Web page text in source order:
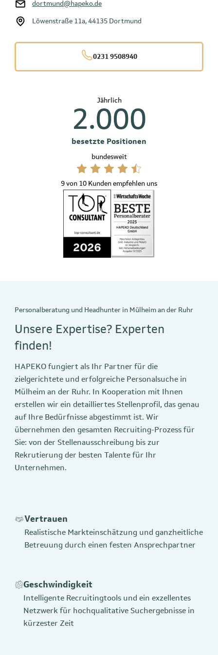
dortmund@hapeko.de
Löwenstraße 11a, 44135 Dortmund
0231 9508940
Jährlich
2.000
besetzte Positionen
bundesweit
9 von 10 Kunden empfehlen uns
Personalberatung und Headhunter in Mülheim an der Ruhr
Unsere Expertise? Experten
finden!
HAPEKO fungiert als Ihr Partner für die
zielgerichtete und erfolgreiche Personalsuche in
Mülheim an der Ruhr. In Kooperation mit Ihnen
erstellen wir ein detailliertes Stellenprofil, das genau
auf Ihre Bedürfnisse abgestimmt ist. Wir
übernehmen den gesamten Recruiting-Prozess für
Sie: von der Stellenausschreibung bis zur
Rekrutierung der besten Talente für Ihr
Unternehmen.
Vertrauen
Realistische Markteinschätzung und ganzheitliche
Betreuung durch einen festen Ansprechpartner
Geschwindigkeit
Intelligente Recruitingtools und ein exzellentes
Netzwerk für hochqualitative Suchergebnisse in
kürzester Zeit